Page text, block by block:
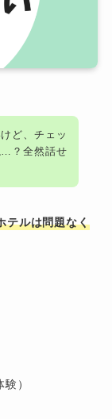
ど、チェッ
…？全然話せ
テルは問題なく
）